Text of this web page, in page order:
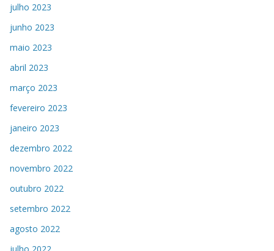
julho 2023
junho 2023
maio 2023
abril 2023
março 2023
fevereiro 2023
janeiro 2023
dezembro 2022
novembro 2022
outubro 2022
setembro 2022
agosto 2022